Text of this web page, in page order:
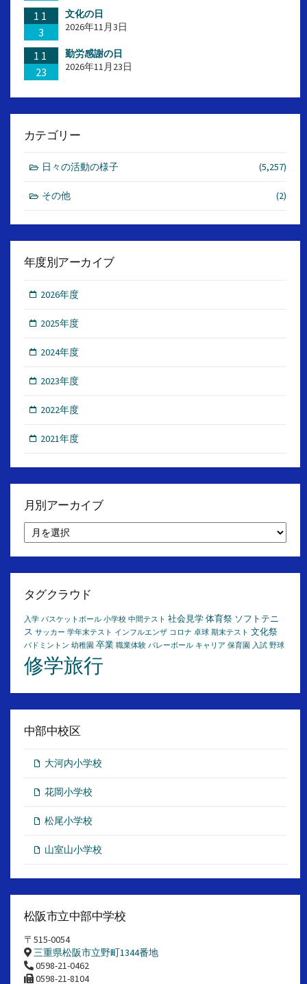
11
3
文化の日
2026年11月3日
11
23
勤労感謝の日
2026年11月23日
カテゴリー
日々の活動の様子 (5,257)
その他 (2)
年度別アーカイブ
2026年度
2025年度
2024年度
2023年度
2022年度
2021年度
月別アーカイブ
別
ア
イ
タグクラウド
入学 バスケットボール 小学校 中間テスト 社会見学 体育祭 ソフトテニ
ス サッカー 学年末テスト インフルエンザ コロナ 卓球 期末テスト 文化祭
バドミントン 幼稚園 卒業 職業体験 バレーボール キャリア 保育園 入試 野球
修学旅行
中部中校区
大河内小学校
花岡小学校
松尾小学校
山室山小学校
松阪市立中部中学校
〒515-0054
三重県松阪市立野町1344番地
0598-21-0462
0598-21-8104